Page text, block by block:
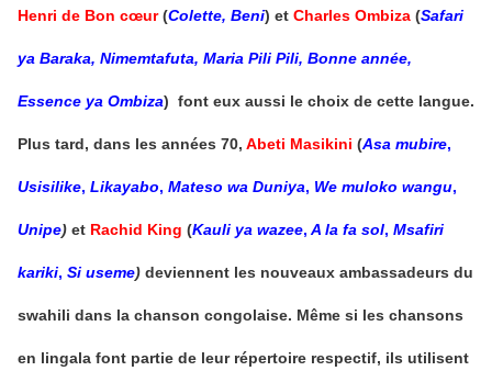
Henri de Bon cœur(Colette, Beni) et Charles Ombiza (Safari
ya Baraka, Nimemtafuta, Maria Pili Pili, Bonne année,
Essence ya Ombiza) font eux aussi le choix de cette langue.
Plus tard, dans les années 70, Abeti Masikini (Asa mubire,
Usisilike, Likayabo, Mateso wa Duniya, We muloko wangu,
Unipe) et Rachid King (Kauli ya wazee, A la fa sol, Msafiri
kariki, Si useme) deviennent les nouveaux ambassadeurs du
swahili dans la chanson congolaise. Même si les chansons
en lingala font partie de leur répertoire respectif, ils utilisent